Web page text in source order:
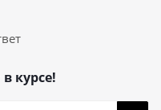
курсе!